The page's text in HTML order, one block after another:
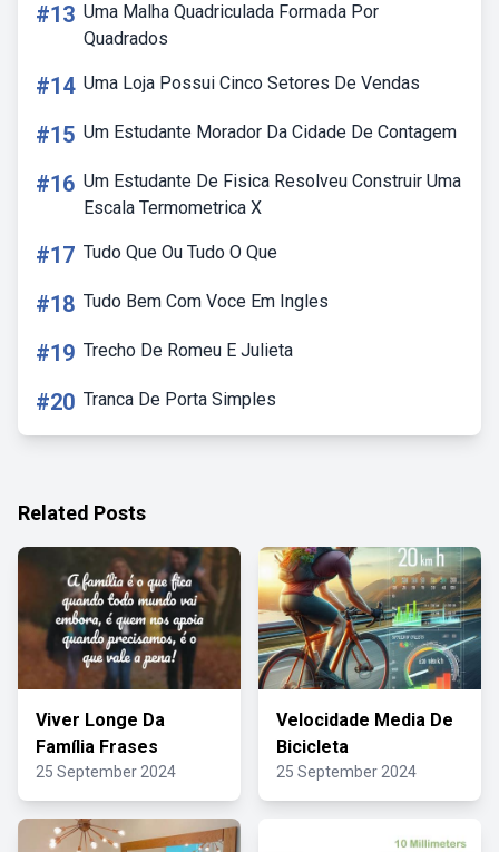
#13 Uma Malha Quadriculada Formada Por
Quadrados
#14 Uma Loja Possui Cinco Setores De Vendas
#15 Um Estudante Morador Da Cidade De Contagem
#16 Um Estudante De Fisica Resolveu Construir Uma
Escala Termometrica X
#17 Tudo Que Ou Tudo O Que
#18 Tudo Bem Com Voce Em Ingles
#19 Trecho De Romeu E Julieta
#20 Tranca De Porta Simples
Related Posts
Viver Longe Da
Família Frases
25 September 2024
Velocidade Media De
Bicicleta
25 September 2024